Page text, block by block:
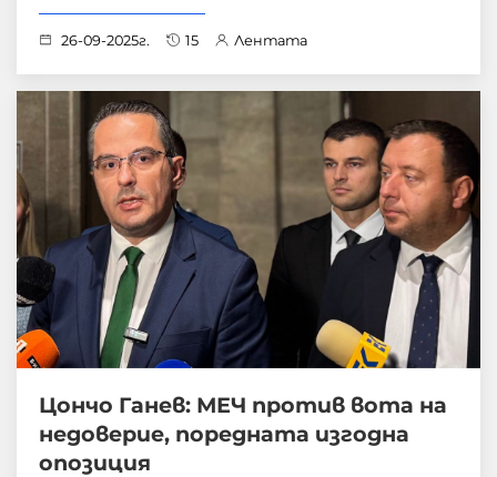
26-09-2025г. 15 Лентата
Цончо Ганев: МЕЧ против вота на
недоверие, поредната изгодна
опозиция